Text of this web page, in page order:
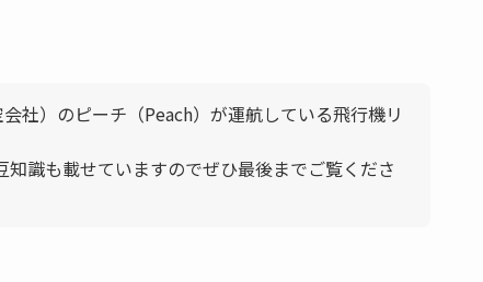
社）のピーチ（Peach）が運航している飛行機リ
知識も載せていますのでぜひ最後までご覧くださ